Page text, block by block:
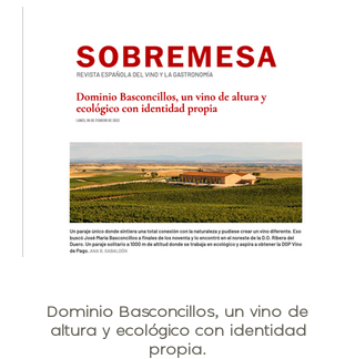
Dominio Basconcillos, un vino de
altura y ecológico con identidad
propia.